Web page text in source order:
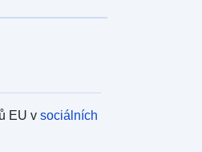
EU vsociálních